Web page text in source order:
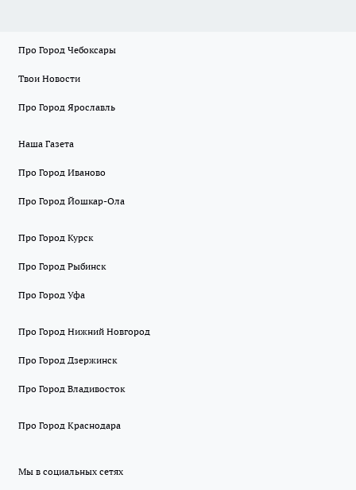
Про Город Чебоксары
Твои Новости
Про Город Ярославль
Наша Газета
Про Город Иваново
Про Город Йошкар-Ола
Про Город Курск
Про Город Рыбинск
Про Город Уфа
Про Город Нижний Новгород
Про Город Дзержинск
Про Город Владивосток
Про Город Краснодара
Мы в социальных сетях